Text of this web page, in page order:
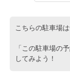
こちらの駐車場
「この駐車場の
してみよう！